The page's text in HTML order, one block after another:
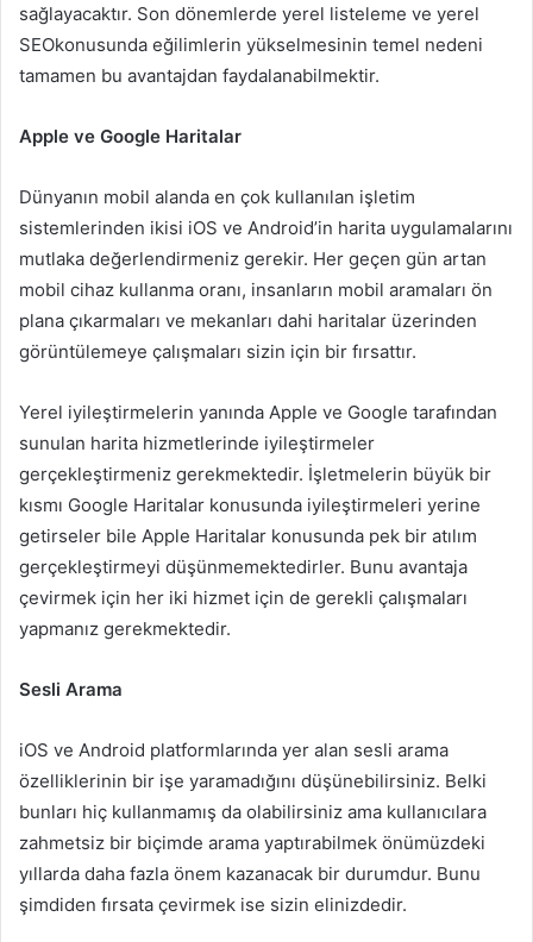
sağlayacaktır. Son dönemlerde yerel listeleme ve yerel
SEOkonusunda eğilimlerin yükselmesinin temel nedeni
tamamen bu avantajdan faydalanabilmektir.
Apple ve Google Haritalar
Dünyanın mobil alanda en çok kullanılan işletim
sistemlerinden ikisi iOS ve Android’in harita uygulamalarını
mutlaka değerlendirmeniz gerekir. Her geçen gün artan
mobil cihaz kullanma oranı, insanların mobil aramaları ön
plana çıkarmaları ve mekanları dahi haritalar üzerinden
görüntülemeye çalışmaları sizin için bir fırsattır.
Yerel iyileştirmelerin yanında Apple ve Google tarafından
sunulan harita hizmetlerinde iyileştirmeler
gerçekleştirmeniz gerekmektedir. İşletmelerin büyük bir
kısmı Google Haritalar konusunda iyileştirmeleri yerine
getirseler bile Apple Haritalar konusunda pek bir atılım
gerçekleştirmeyi düşünmemektedirler. Bunu avantaja
çevirmek için her iki hizmet için de gerekli çalışmaları
yapmanız gerekmektedir.
Sesli Arama
iOS ve Android platformlarında yer alan sesli arama
özelliklerinin bir işe yaramadığını düşünebilirsiniz. Belki
bunları hiç kullanmamış da olabilirsiniz ama kullanıcılara
zahmetsiz bir biçimde arama yaptırabilmek önümüzdeki
yıllarda daha fazla önem kazanacak bir durumdur. Bunu
şimdiden fırsata çevirmek ise sizin elinizdedir.